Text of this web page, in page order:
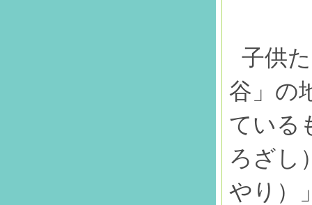
子供
谷」の
ている
ろざし
やり）